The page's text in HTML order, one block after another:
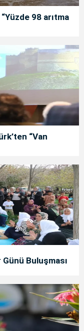
98 arıtma
“Van
Buluşması